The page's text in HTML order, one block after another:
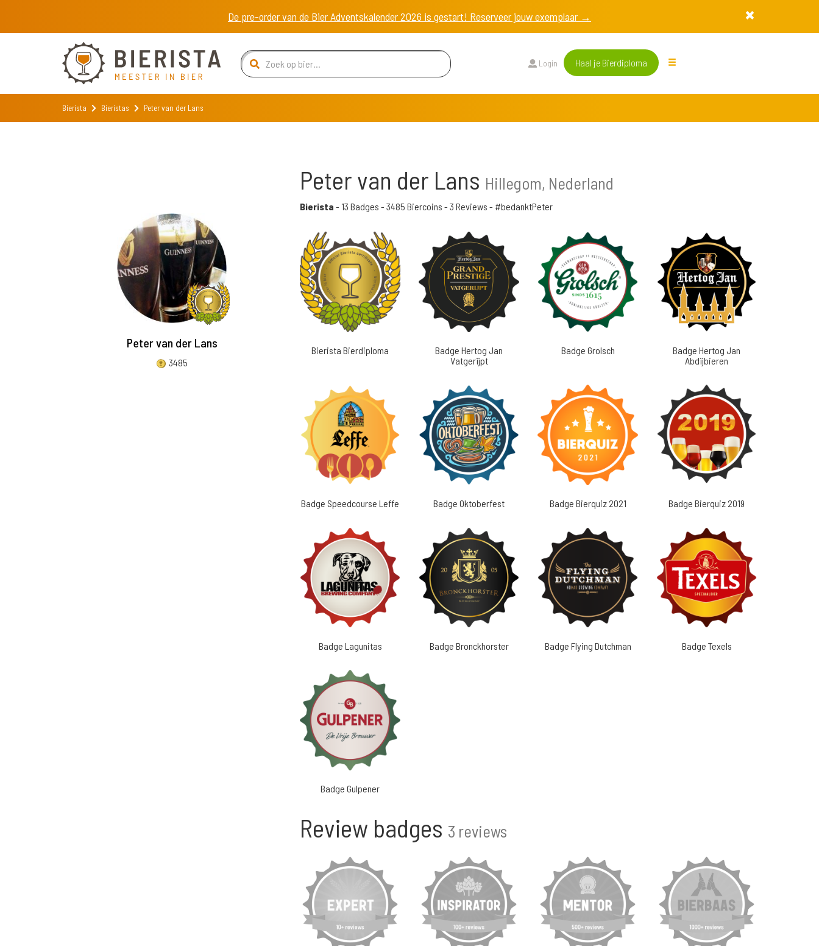
De pre-order van de Bier Adventskalender 2026 is gestart! Reserveer jouw exemplaar →
Login Haal je Bierdiploma
Bierista Bieristas Peter van der Lans
Peter van der Lans
3485
Peter van der Lans Hillegom, Nederland
Bierista - 13 Badges - 3485 Biercoins - 3 Reviews - #bedanktPeter
Bierista Bierdiploma
Badge Hertog Jan
Vatgerijpt
Badge Grolsch
Badge Hertog Jan
Abdijbieren
Badge Speedcourse Leffe Badge Oktoberfest Badge Bierquiz 2021 Badge Bierquiz 2019
Badge Lagunitas Badge Bronckhorster Badge Flying Dutchman Badge Texels
Badge Gulpener
Review badges 3 reviews